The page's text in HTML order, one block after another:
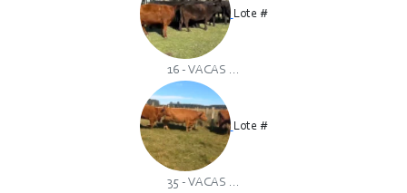
Lote #
16 - VACAS ...
Lote #
35 - VACAS ...